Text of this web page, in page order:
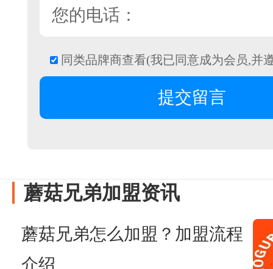
同类品牌商查看(我已同意成为会员,并
蘑菇兄弟加盟资讯
蘑菇兄弟怎么加盟？加盟流程
介绍